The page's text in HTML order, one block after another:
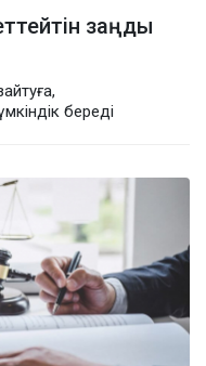
заңды
береді